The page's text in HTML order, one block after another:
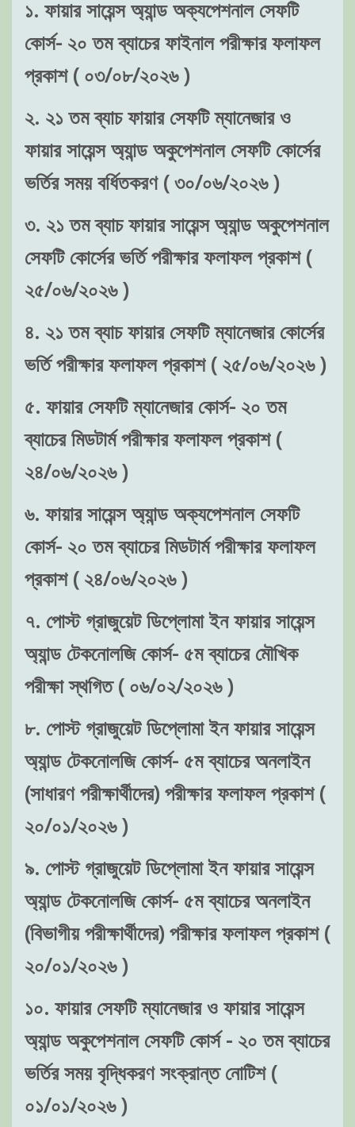
১. ফায়ার সায়েন্স অ্যান্ড অক্যপেশনাল সেফটি
কোর্স- ২০ তম ব্যাচের ফাইনাল পরীক্ষার ফলাফল
প্রকাশ ( ০৩/০৮/২০২৬ )
২. ২১ তম ব্যাচ ফায়ার সেফটি ম্যানেজার ও
ফায়ার সায়েন্স অ্যান্ড অকুপেশনাল সেফটি কোর্সের
ভর্তির সময় বর্ধিতকরণ ( ৩০/০৬/২০২৬ )
৩. ২১ তম ব্যাচ ফায়ার সায়েন্স অ্যান্ড অকুপেশনাল
সেফটি কোর্সের ভর্তি পরীক্ষার ফলাফল প্রকাশ (
২৫/০৬/২০২৬ )
৪. ২১ তম ব্যাচ ফায়ার সেফটি ম্যানেজার কোর্সের
ভর্তি পরীক্ষার ফলাফল প্রকাশ ( ২৫/০৬/২০২৬ )
৫. ফায়ার সেফটি ম্যানেজার কোর্স- ২০ তম
ব্যাচের মিডটার্ম পরীক্ষার ফলাফল প্রকাশ (
২৪/০৬/২০২৬ )
৬. ফায়ার সায়েন্স অ্যান্ড অক্যপেশনাল সেফটি
কোর্স- ২০ তম ব্যাচের মিডটার্ম পরীক্ষার ফলাফল
প্রকাশ ( ২৪/০৬/২০২৬ )
৭. পোস্ট গ্রাজুয়েট ডিপ্লোমা ইন ফায়ার সায়েন্স
অ্যান্ড টেকনোলজি কোর্স- ৫ম ব্যাচের মৌখিক
পরীক্ষা স্থগিত ( ০৬/০২/২০২৬ )
৮. পোস্ট গ্রাজুয়েট ডিপ্লোমা ইন ফায়ার সায়েন্স
অ্যান্ড টেকনোলজি কোর্স- ৫ম ব্যাচের অনলাইন
(সাধারণ পরীক্ষার্থীদের) পরীক্ষার ফলাফল প্রকাশ (
২০/০১/২০২৬ )
৯. পোস্ট গ্রাজুয়েট ডিপ্লোমা ইন ফায়ার সায়েন্স
অ্যান্ড টেকনোলজি কোর্স- ৫ম ব্যাচের অনলাইন
(বিভাগীয় পরীক্ষার্থীদের) পরীক্ষার ফলাফল প্রকাশ (
২০/০১/২০২৬ )
১০. ফায়ার সেফটি ম্যানেজার ও ফায়ার সায়েন্স
অ্যান্ড অকুপেশনাল সেফটি কোর্স - ২০ তম ব্যাচের
ভর্তির সময় বৃদ্ধিকরণ সংক্রান্ত নোটিশ (
০১/০১/২০২৬ )